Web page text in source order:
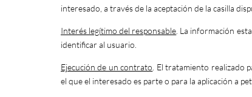
interesado, a través de la aceptación de la casilla
Interés legítimo del responsable . La información
identificar al usuario.
Ejecución de un contrato . El tratamiento realizado
el que el interesado es parte o para la aplicación a